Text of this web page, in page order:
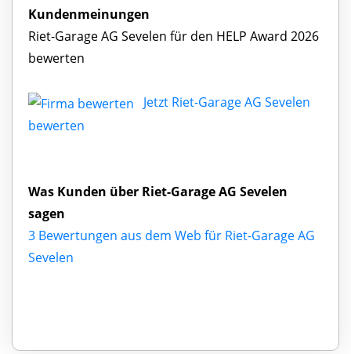
Kundenmeinungen
Riet-Garage AG Sevelen für den HELP Award 2026
bewerten
Jetzt Riet-Garage AG Sevelen
bewerten
Was Kunden über Riet-Garage AG Sevelen
sagen
3 Bewertungen aus dem Web für Riet-Garage AG
Sevelen